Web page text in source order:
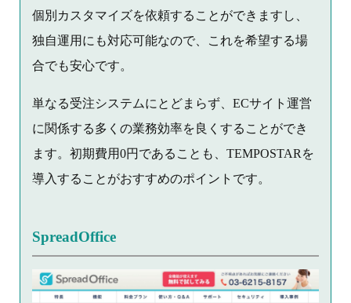
個別カスタマイズを依頼することができますし、
独自運用にも対応可能なので、これを希望する場
合でも安心です。
単なる受注システムにとどまらず、ECサイト運営
に関係する多くの業務効率を良くすることができ
ます。初期費用0円であることも、TEMPOSTARを
導入することがおすすめのポイントです。
SpreadOffice